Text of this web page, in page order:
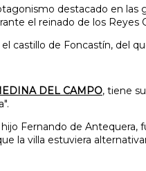
destacado en
el reinado de los Reyes
castillo de Foncastín, del
DEL CAMPO, tiene
Fernando de
la villa estuviera